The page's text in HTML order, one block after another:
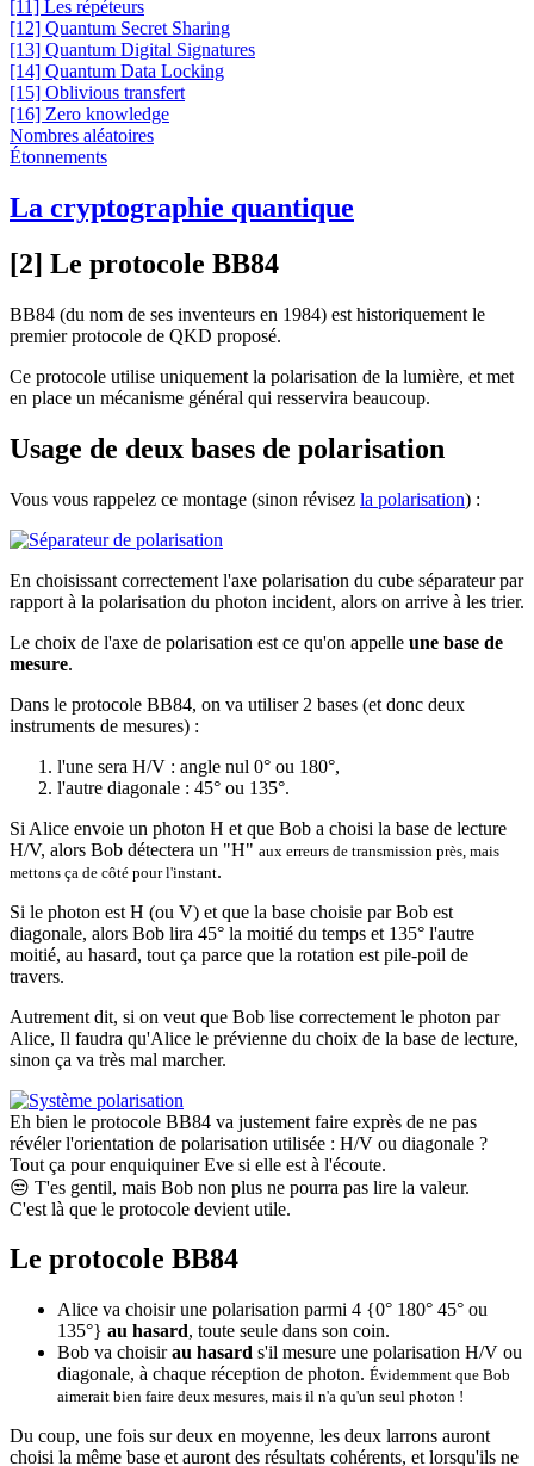
[11] Les répéteurs
[12] Quantum Secret Sharing
[13] Quantum Digital Signatures
[14] Quantum Data Locking
[15] Oblivious transfert
[16] Zero knowledge
Nombres aléatoires
Étonnements
La cryptographie quantique
[2] Le protocole BB84
BB84 (du nom de ses inventeurs en 1984) est historiquement le
premier protocole de QKD proposé.
Ce protocole utilise uniquement la polarisation de la lumière, et met
en place un mécanisme général qui resservira beaucoup.
Usage de deux bases de polarisation
Vous vous rappelez ce montage (sinon révisez la polarisation) :
En choisissant correctement l'axe polarisation du cube séparateur par
rapport à la polarisation du photon incident, alors on arrive à les trier.
Le choix de l'axe de polarisation est ce qu'on appelle une base de
mesure.
Dans le protocole BB84, on va utiliser 2 bases (et donc deux
instruments de mesures) :
l'une sera H/V : angle nul 0° ou 180°,
l'autre diagonale : 45° ou 135°.
Si Alice envoie un photon H et que Bob a choisi la base de lecture
H/V, alors Bob détectera un "H" aux erreurs de transmission près, mais
mettons ça de côté pour l'instant.
Si le photon est H (ou V) et que la base choisie par Bob est
diagonale, alors Bob lira 45° la moitié du temps et 135° l'autre
moitié, au hasard, tout ça parce que la rotation est pile-poil de
travers.
Autrement dit, si on veut que Bob lise correctement le photon par
Alice, Il faudra qu'Alice le prévienne du choix de la base de lecture,
sinon ça va très mal marcher.
Eh bien le protocole BB84 va justement faire exprès de ne pas
révéler l'orientation de polarisation utilisée : H/V ou diagonale ?
Tout ça pour enquiquiner Eve si elle est à l'écoute.
😒 T'es gentil, mais Bob non plus ne pourra pas lire la valeur.
C'est là que le protocole devient utile.
Le protocole BB84
Alice va choisir une polarisation parmi 4 {0° 180° 45° ou
135°} au hasard, toute seule dans son coin.
Bob va choisirau hasard s'il mesure une polarisation H/V ou
diagonale, à chaque réception de photon. Évidemment que Bob
aimerait bien faire deux mesures, mais il n'a qu'un seul photon !
Du coup, une fois sur deux en moyenne, les deux larrons auront
choisi la même base et auront des résultats cohérents, et lorsqu'ils ne